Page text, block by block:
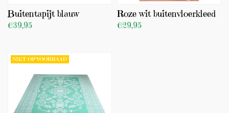
Buitentapijt blauw
€39,95
Roze wit buitenvloerkleed
€29,95
NIET OP VOORRAAD